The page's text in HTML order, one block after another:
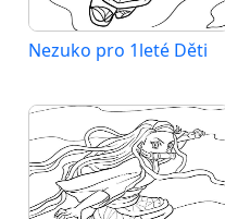
Nezuko pro 1leté Děti